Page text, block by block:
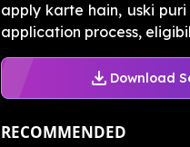
apply karte hain, uski
application process,
Download
RECOMMENDED